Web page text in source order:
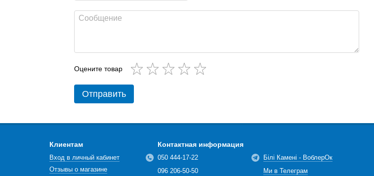
Оцените товар
Отправить
Клиентам
Вход в личный кабинет
Отзывы о магазине
Контактная информация
050 444-17-22
096 206-50-50
Білі Камені - ВоблерОк
Ми в Телеграм